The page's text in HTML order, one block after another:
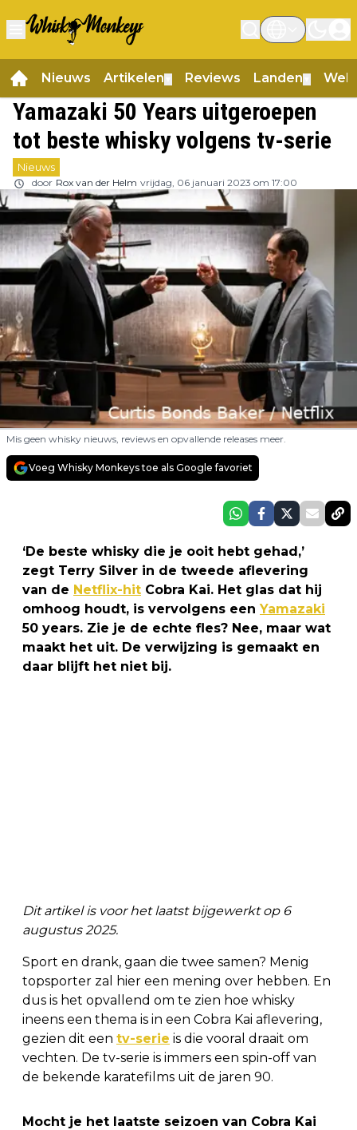
Nieuws Artikelen Reviews Landen
Yamazaki 50 Years uitgeroepen
tot beste whisky volgens tv-serie
Nieuws
door Rox van der Helm vrijdag, 06 januari 2023 om 17:00
Mis geen whisky nieuws, reviews en opvallende releases meer.
Voeg Whisky Monkeys toe als Google favoriet
‘De beste whisky die je ooit hebt gehad,’
zegt Terry Silver in de tweede aflevering
van de Netflix-hit Cobra Kai. Het glas dat hij
omhoog houdt, is vervolgens een Yamazaki
50 years. Zie je de echte fles? Nee, maar wat
maakt het uit. De verwijzing is gemaakt en
daar blijft het niet bij.
Dit artikel is voor het laatst bijgewerkt op 6
augustus 2025.
Sport en drank, gaan die twee samen? Menig
topsporter zal hier een mening over hebben. En
dus is het opvallend om te zien hoe whisky
ineens een thema is in een Cobra Kai aflevering,
gezien dit een tv-serie is die vooral draait om
vechten. De tv-serie is immers een spin-off van
de bekende karatefilms uit de jaren 90.
Mocht je het laatste seizoen van Cobra Kai